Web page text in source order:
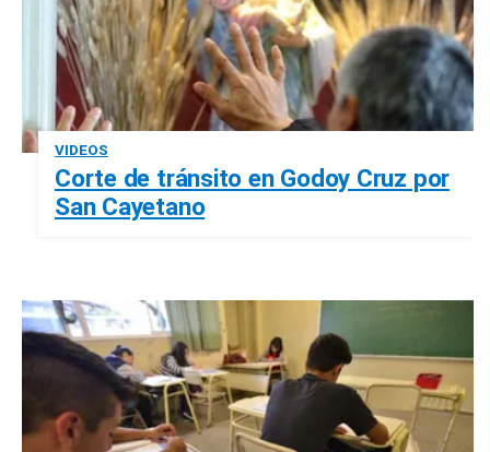
VIDEOS
Corte de tránsito en Godoy Cruz por
San Cayetano